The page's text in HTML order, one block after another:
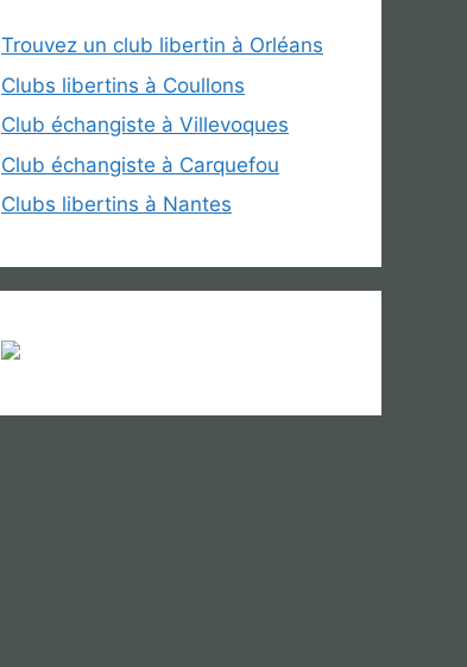
Trouvez un club libertin à Orléans
Clubs libertins à Coullons
Club échangiste à Villevoques
Club échangiste à Carquefou
Clubs libertins à Nantes